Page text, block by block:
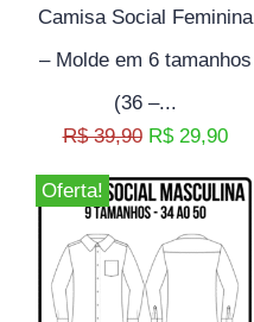
Camisa Social Feminina
– Molde em 6 tamanhos
(36 –...
R$39,90 R$29,90
Oferta!